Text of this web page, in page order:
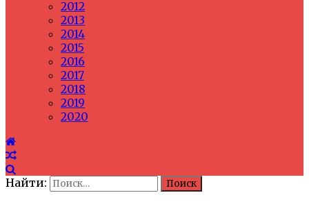
2012
2013
2014
2015
2016
2017
2018
2019
2020
Найти: